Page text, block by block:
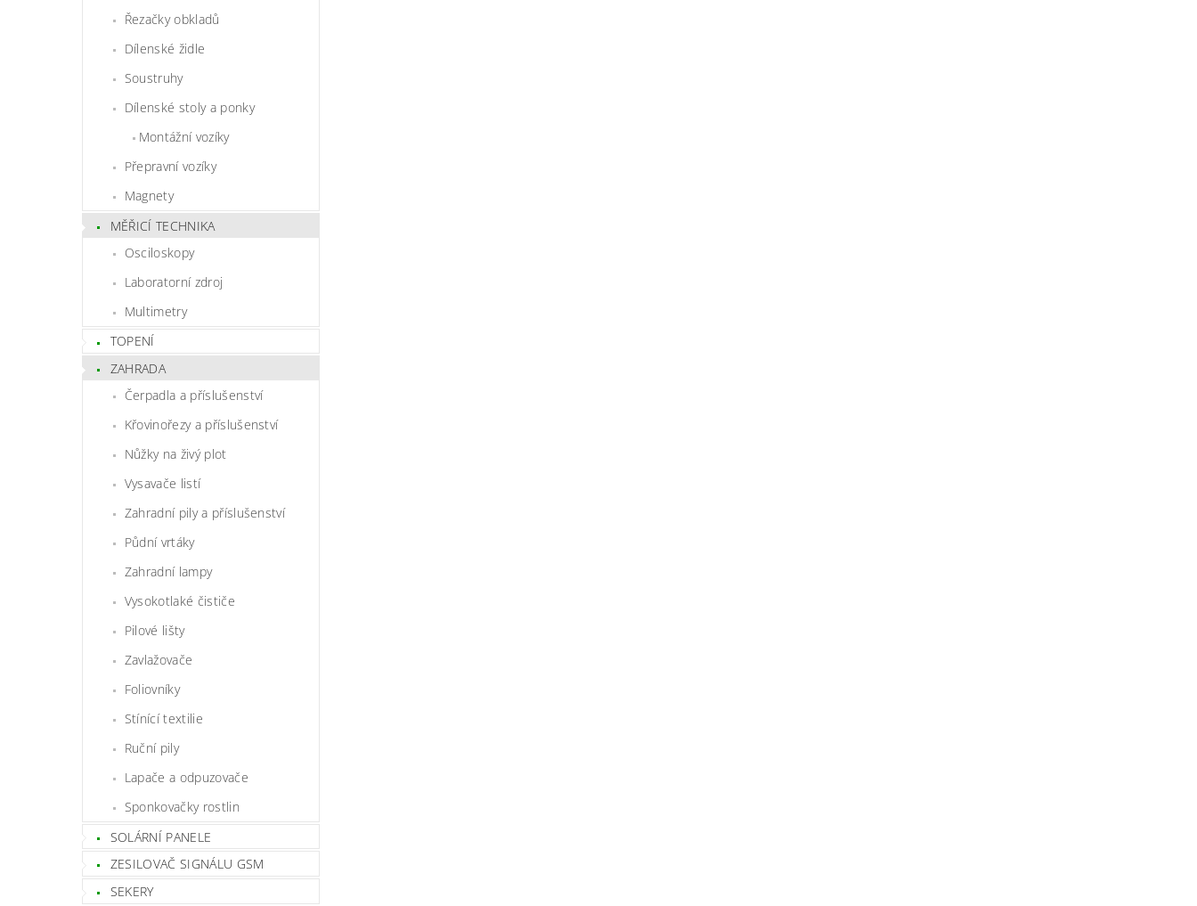
Řezačky obkladů
Dílenské židle
Soustruhy
Dílenské stoly a ponky
Montážní vozíky
Přepravní vozíky
Magnety
MĚŘICÍ TECHNIKA
Osciloskopy
Laboratorní zdroj
Multimetry
TOPENÍ
ZAHRADA
Čerpadla a příslušenství
Křovinořezy a příslušenství
Nůžky na živý plot
Vysavače listí
Zahradní pily a příslušenství
Půdní vrtáky
Zahradní lampy
Vysokotlaké čističe
Pilové lišty
Zavlažovače
Foliovníky
Stínící textilie
Ruční pily
Lapače a odpuzovače
Sponkovačky rostlin
SOLÁRNÍ PANELE
ZESILOVAČ SIGNÁLU GSM
SEKERY